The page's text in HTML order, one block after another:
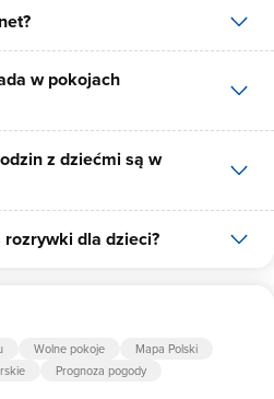
parking dla gości na 40
dla swoich gości internet.
w pokojach
klientów Hotel Berberys jest
z dziećmi są w
jakie oferuje Hotel Berberys to:
dla dzieci?
Wolne pokoje
Mapa Polski
Prognoza pogody